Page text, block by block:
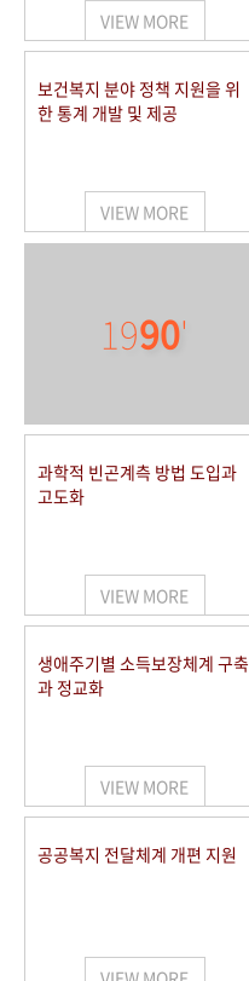
VIEW MORE
보건복지 분야 정책 지원을 위
한 통계 개발 및 제공
VIEW MORE
1990'
과학적 빈곤계측 방법 도입과
고도화
VIEW MORE
생애주기별 소득보장체계 구축
과 정교화
VIEW MORE
공공복지 전달체계 개편 지원